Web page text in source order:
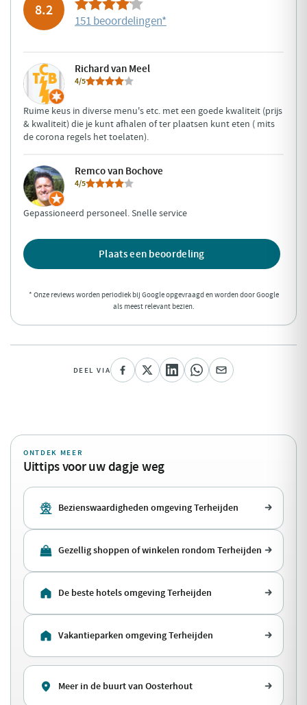
8.2
151 beoordelingen*
Richard van Meel
4/5
Ruime keus in diverse menu's etc. met een goede kwaliteit (prijs
& kwaliteit) die je kunt afhalen of ter plaatsen kunt eten ( mits
de corona regels het toelaten).
Remco van Bochove
4/5
Gepassioneerd personeel. Snelle service
Plaats een beoordeling
* Onze reviews worden periodiek bij Google opgevraagd en worden door Google
als meest relevant bezien.
DEEL VIA
ONTDEK MEER
Uittips voor uw dagje weg
Bezienswaardigheden omgeving Terheijden
Gezellig shoppen of winkelen rondom Terheijden
De beste hotels omgeving Terheijden
Vakantieparken omgeving Terheijden
Meer in de buurt van Oosterhout